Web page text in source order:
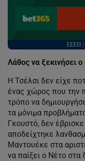
ΕΕΕΠ
Λάθος να ξεκινήσει
Η Τσέλσι δεν είχε
ένας χώρος που την
τρόπο να
τα μόνιμα
Γκουστό, δεν
αποδείχτηκε
Μαντουέκε στα
να παίξει ο Νέτο